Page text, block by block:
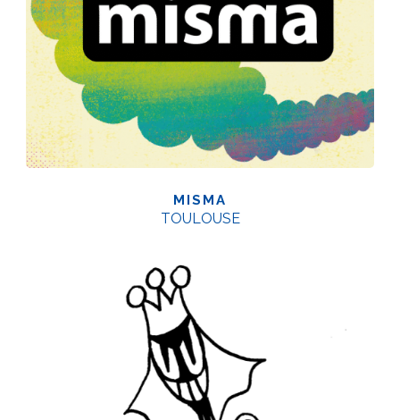
MISMA
TOULOUSE